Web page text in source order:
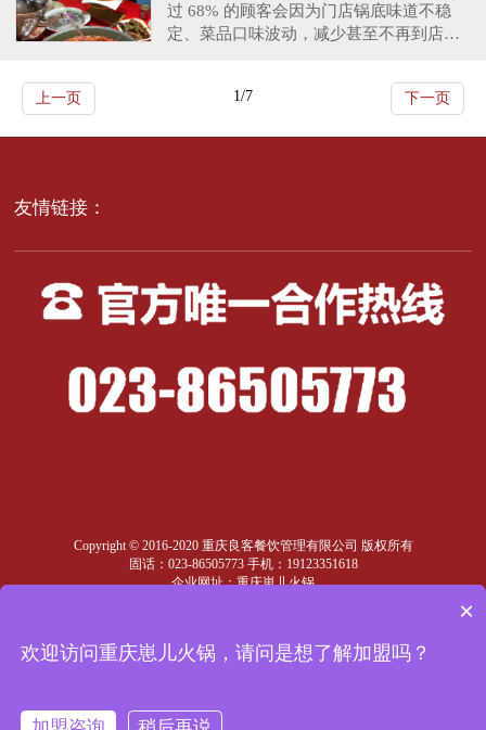
过 68% 的顾客会因为门店锅底味道不稳
定、菜品口味波动，减少甚至不再到店消
上一页 1/7 下一页
友情链接：
Copyright © 2016-2020 重庆良客餐饮管理有限公司 版权所有
固话：023-86505773 手机：19123351618
企业网址：重庆崽儿火锅
×
欢迎访问重庆崽儿火锅，请问是想了解加盟吗？